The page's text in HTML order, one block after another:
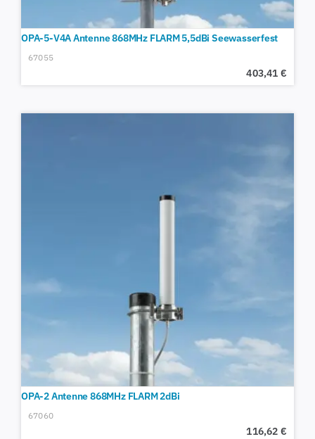
OPA-5-V4A Antenne 868MHz FLARM 5,5dBi Seewasserfest
67055
403,41 €
OPA-2 Antenne 868MHz FLARM 2dBi
67060
116,62 €